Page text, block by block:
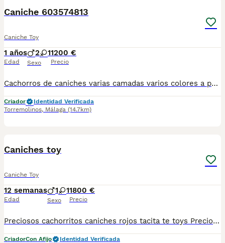
Caniche 603574813
Caniche Toy
1 años
Edad
2 1
Sexo
1200 €
Precio
Cachorros de caniches varias camadas varios colores a partir de 900 depende del color y sexo vacunados criados en ambiente familiar más información por wasap 603574813 estamos en Málaga se envian contrarreembolso
Criador
Identidad Verificada
Torremolinos, Málaga (14.7km)
Caniches toy
Caniche Toy
12 semanas
Edad
1 1
Sexo
1800 €
Precio
Preciosos cachorritos caniches rojos tacita te toys Preciosos para mas información llámame al 615080706
CriadorCon Afijo
Identidad Verificada